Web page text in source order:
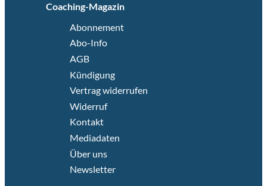
Coaching-Magazin
Abonnement
Abo-Info
AGB
Kündigung
Vertrag widerrufen
Widerruf
Kontakt
Mediadaten
Über uns
Newsletter